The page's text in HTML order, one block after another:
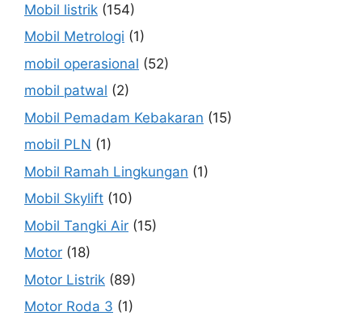
Mobil listrik (154)
Mobil Metrologi (1)
mobil operasional (52)
mobil patwal (2)
Mobil Pemadam Kebakaran (15)
mobil PLN (1)
Mobil Ramah Lingkungan (1)
Mobil Skylift (10)
Mobil Tangki Air (15)
Motor (18)
Motor Listrik (89)
Motor Roda 3 (1)